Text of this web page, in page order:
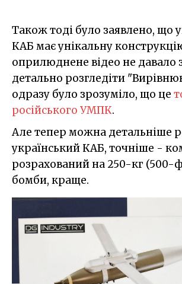
Також тоді було заявлено, що
КАБ має унікальну
оприлюднене відео не давало
детально розгледіти
одразу було зрозуміло, що це
російського УМПК.
Але тепер можна детальніше
український КАБ, точніше -
розрахований на 250-кг (500-
бомби, краще.